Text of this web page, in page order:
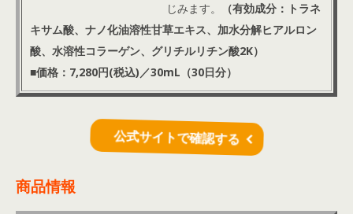
じみます。
（有効成分：トラネ
キサム酸、ナノ化油溶性甘草エキス、加水分解ヒアルロン
酸、水溶性コラーゲン、グリチルリチン酸2K）
■価格：7,280円(税込)／30mL（30日分）
公式サイトで確認する
商品情報